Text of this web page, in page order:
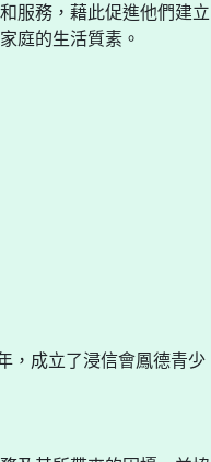
服務，藉此促進他們建立
庭的生活質素。
，成立了浸信會鳳德青少